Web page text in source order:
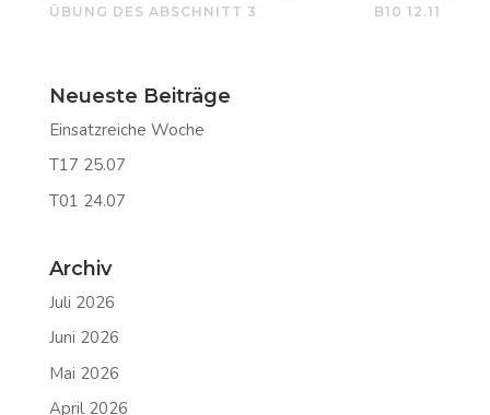
ÜBUNG DES ABSCHNITT 3 B10 12.11
Neueste Beiträge
Einsatzreiche Woche
T17 25.07
T01 24.07
Archiv
Juli 2026
Juni 2026
Mai 2026
April 2026